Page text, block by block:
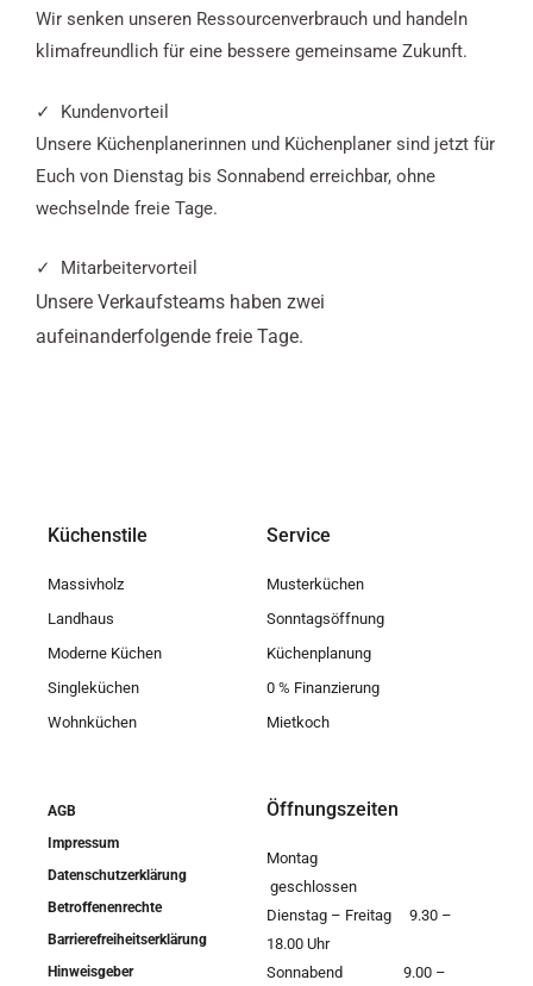
Wir senken unseren Ressourcenverbrauch und handeln
klimafreundlich für eine bessere gemeinsame Zukunft.
✓ Kundenvorteil
Unsere Küchenplanerinnen und Küchenplaner sind jetzt für
Euch von Dienstag bis Sonnabend erreichbar, ohne
wechselnde freie Tage.
✓ Mitarbeitervorteil
Unsere Verkaufsteams haben zwei
aufeinanderfolgende freie Tage.
Küchenstile
Massivholz
Landhaus
Moderne Küchen
Singleküchen
Wohnküchen
Service
Musterküchen
Sonntagsöffnung
Küchenplanung
0 % Finanzierung
Mietkoch
AGB
Impressum
Datenschutzerklärung
Betroffenenrechte
Barrierefreiheitserklärung
Hinweisgeber
Öffnungszeiten
Montag
geschlossen
Dienstag – Freitag 9.30 –
18.00 Uhr
Sonnabend 9.00 –